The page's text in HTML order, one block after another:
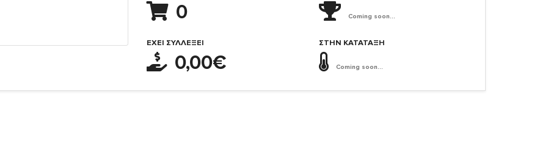
0
ΈΧΕΙ ΣΥΛΛΈΞΕΙ
0,00€
Coming soon...
ΣΤΗΝ ΚΑΤΆΤΑΞΗ
Coming soon...